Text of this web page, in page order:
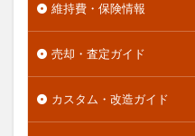
維持費・保険情報
売却・査定ガイド
カスタム・改造ガイド